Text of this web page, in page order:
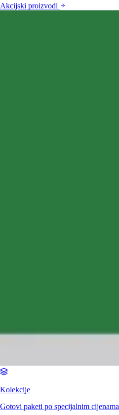
Akcijski proizvodi
Kolekcije
Gotovi paketi po specijalnim cijenama